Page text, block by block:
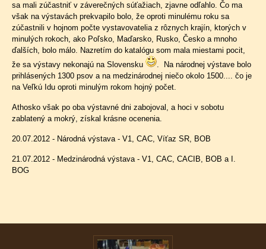
sa mali zúčastniť v záverečných súťažiach, zjavne odľahlo. Čo ma
však na výstavách prekvapilo bolo, že oproti minulému roku sa
zúčastnili v hojnom počte vystavovatelia z rôznych krajín, ktorých v
minulých rokoch, ako Poľsko, Maďarsko, Rusko, Česko a mnoho
ďalších, bolo málo. Nazretím do katalógu som mala miestami pocit,
že sa výstavy nekonajú na Slovensku
. Na národnej výstave bolo
prihlásených 1300 psov a na medzinárodnej niečo okolo 1500.... čo je
na Veľkú Idu oproti minulým rokom hojný počet.
Athosko však po oba výstavné dni zabojoval, a hoci v sobotu
zablatený a mokrý, získal krásne ocenenia.
20.07.2012 - Národná výstava - V1, CAC, Víťaz SR, BOB
21.07.2012 - Medzinárodná výstava - V1, CAC, CACIB, BOB a I.
BOG